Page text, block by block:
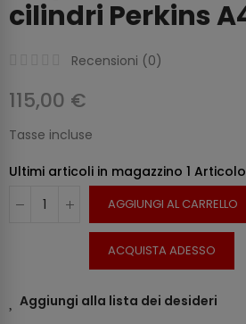
cilindri Perkins
Recensioni (0)
115,00 €
Tasse incluse
Ultimi articoli in magazzino 1 Articolo
AGGIUNGI AL CARRELLO
ACQUISTA ADESSO
Aggiungi alla lista dei desideri